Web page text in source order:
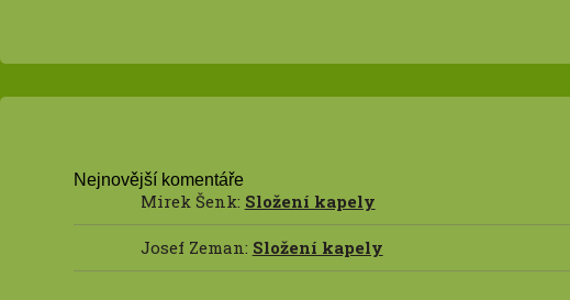
Nejnovější komentáře
Mirek Šenk: Složení kapely
Josef Zeman: Složení kapely